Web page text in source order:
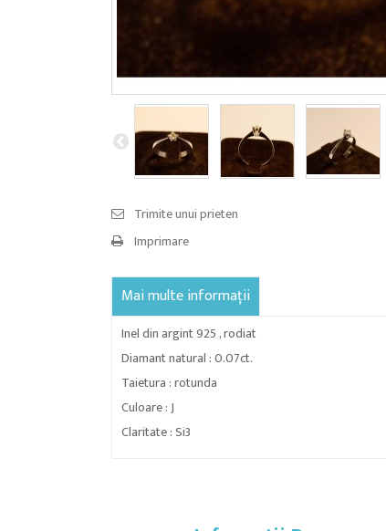
Trimite unui prieten
Imprimare
Mai multe informații
Inel din argint 925 , rodiat
Diamant natural : 0.07ct.
Taietura : rotunda
Culoare : J
Claritate : Si3